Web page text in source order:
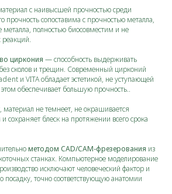
с наивысшей прочностью среди
прочность сопоставима с прочностью металла,
металла, полностью биосовместим и не
реакций.
циркония — способность выдерживать
сколов и трещин. Современный цирконий
и VITA обладает эстетикой, не уступающей
обеспечивает большую прочность..
материал не темнеет, не окрашивается
блеск на протяжении всего срока
методом CAD/CAM-фрезерования из
станках. Компьютерное моделирование
исключают человеческий фактор и
посадку, точно соответствующую анатомии